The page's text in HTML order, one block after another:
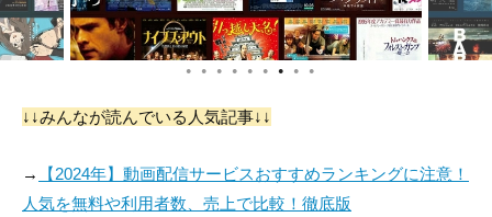
● ● ● ● ● ● ● ● ●
↓↓みんなが読んでいる人気記事↓↓
→
【2024年】動画配信サービスおすすめランキングに注意！
人気を無料や利用者数、売上で比較！徹底版